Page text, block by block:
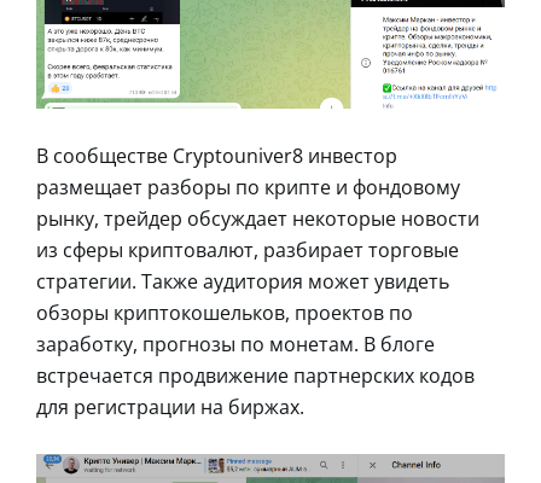
В сообществе Cryptouniver8 инвестор
размещает разборы по крипте и фондовому
рынку, трейдер обсуждает некоторые новости
из сферы криптовалют, разбирает торговые
стратегии. Также аудитория может увидеть
обзоры криптокошельков, проектов по
заработку, прогнозы по монетам. В блоге
встречается продвижение партнерских кодов
для регистрации на биржах.